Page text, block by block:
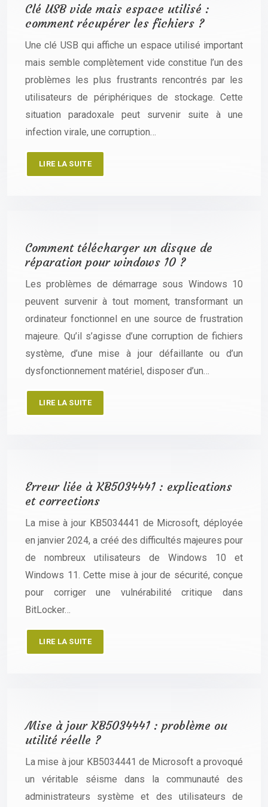
Clé USB vide mais espace utilisé :
comment récupérer les fichiers ?
Une clé USB qui affiche un espace utilisé important
mais semble complètement vide constitue l’un des
problèmes les plus frustrants rencontrés par les
utilisateurs de périphériques de stockage. Cette
situation paradoxale peut survenir suite à une
infection virale, une corruption…
LIRE LA SUITE
Comment télécharger un disque de
réparation pour windows 10 ?
Les problèmes de démarrage sous Windows 10
peuvent survenir à tout moment, transformant un
ordinateur fonctionnel en une source de frustration
majeure. Qu’il s’agisse d’une corruption de fichiers
système, d’une mise à jour défaillante ou d’un
dysfonctionnement matériel, disposer d’un…
LIRE LA SUITE
Erreur liée à KB5034441 : explications
et corrections
La mise à jour KB5034441 de Microsoft, déployée
en janvier 2024, a créé des difficultés majeures pour
de nombreux utilisateurs de Windows 10 et
Windows 11. Cette mise à jour de sécurité, conçue
pour corriger une vulnérabilité critique dans
BitLocker…
LIRE LA SUITE
Mise à jour KB5034441 : problème ou
utilité réelle ?
La mise à jour KB5034441 de Microsoft a provoqué
un véritable séisme dans la communauté des
administrateurs système et des utilisateurs de